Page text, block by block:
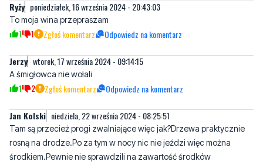
Ryży poniedziałek, 16 września 2024 - 20:43:03
To moja wina przepraszam
1 1 Zgłoś komentarz Odpowiedz na komentarz
Jerzy wtorek, 17 września 2024 - 09:14:15
A śmigłowca nie wołali
1 2 Zgłoś komentarz Odpowiedz na komentarz
Jan Kolski niedziela, 22 września 2024 - 08:25:51
Tam są przecież progi zwalniające więc jak?Drzewa praktycznie
rosną na drodze.Po za tym w nocy nic nie jeździ więc można
środkiem.Pewnie nie sprawdzili na zawartość środków